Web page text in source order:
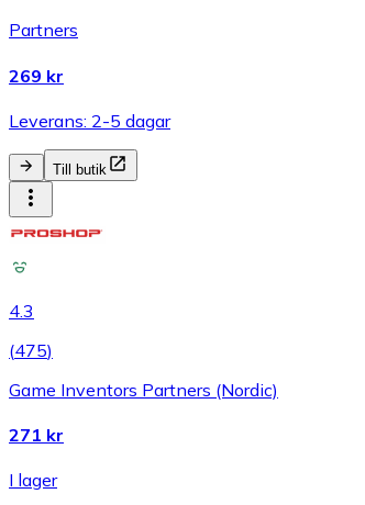
Partners
269 kr
Leverans: 2-5 dagar
Till butik
4.3
(475)
Game Inventors Partners (Nordic)
271 kr
I lager